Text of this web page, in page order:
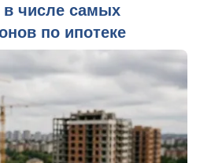
в числе самых
по ипотеке